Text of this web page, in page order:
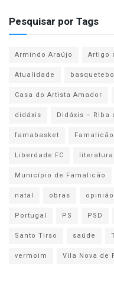
Pesquisar por Tags
Armindo Araújo Artigo
Atualidade
Casa do Artista Amador
didáxis
Didáxis – Riba
famabasket
Famalicão
Liberdade FC
literatura
Município de Famalicão
natal
obras opinião
Portugal
PS PSD
Santo Tirso
saúde
vermoim
Vila Nova de